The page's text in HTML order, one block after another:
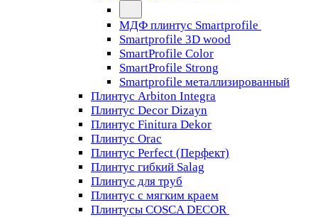
МДФ плинтус Smartprofile
Smartprofile 3D wood
SmartProfile Color
SmartProfile Strong
Smartprofile металлизированный
Плинтус Arbiton Integra
Плинтус Decor Dizayn
Плинтус Finitura Dekor
Плинтус Orac
Плинтус Perfect (Перфект)
Плинтус гибкий Salag
Плинтус для труб
Плинтус с мягким краем
Плинтусы COSCA DECOR